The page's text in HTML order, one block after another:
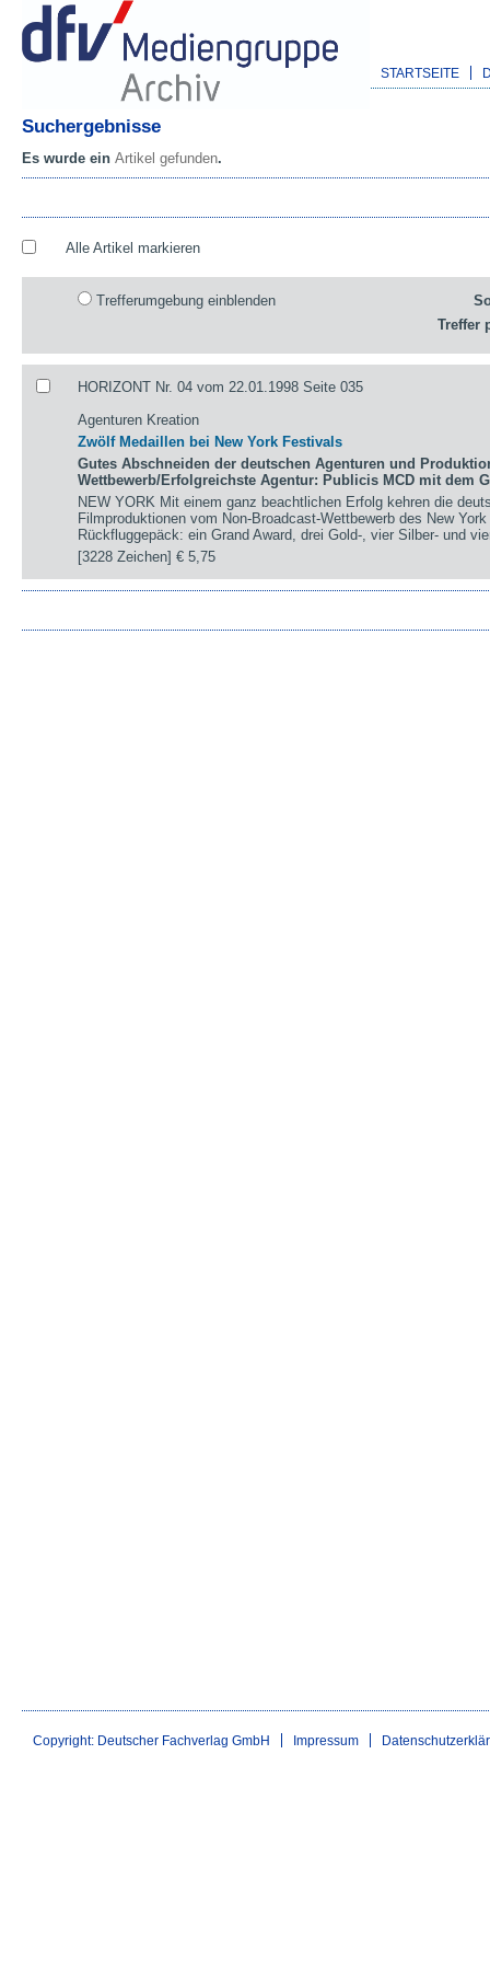
STARTSEITE
Suchergebnisse
Es wurde ein Artikel gefunden.
Alle Artikel markieren
Trefferumgebung einblenden
Treffer
HORIZONT Nr. 04 vom 22.01.1998 Seite 035
Agenturen Kreation
Zwölf Medaillen bei New York Festivals
Gutes Abschneiden der deutschen Agenturen und
Wettbewerb/Erfolgreichste Agentur: Publicis MCD mit dem
NEW YORK Mit einem ganz beachtlichen Erfolg kehren die
Filmproduktionen vom Non-Broadcast-Wettbewerb des New
Rückfluggepäck: ein Grand Award, drei Gold-, vier Silber- und
[3228 Zeichen]€ 5,75
Copyright: Deutscher Fachverlag GmbH Impressum